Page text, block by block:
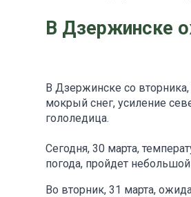
В Дзержинске
В Дзержинске со
мокрый снег, усиление
гололедица.
Сегодня, 30 марта,
погода, пройдет
Во вторник, 31 марта,